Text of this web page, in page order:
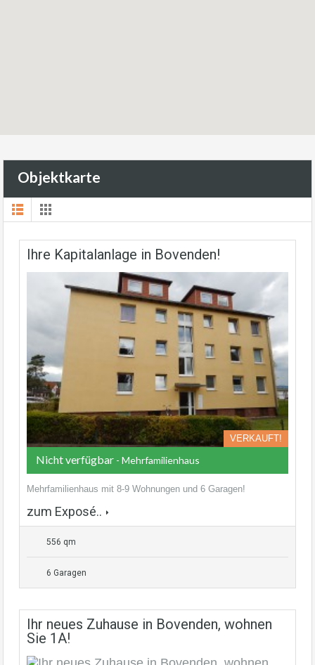
Objektkarte
Ihre Kapitalanlage in Bovenden!
VERKAUFT!
Nicht verfügbar - Mehrfamilienhaus
Mehrfamilienhaus mit 8-9 Wohnungen und 6 Garagen!
zum Exposé..
556 qm
6 Garagen
Ihr neues Zuhause in Bovenden, wohnen
Sie 1A!